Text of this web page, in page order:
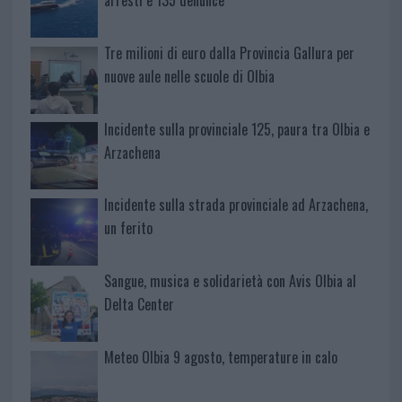
Tre milioni di euro dalla Provincia Gallura per
nuove aule nelle scuole di Olbia
Incidente sulla provinciale 125, paura tra Olbia e
Arzachena
Incidente sulla strada provinciale ad Arzachena,
un ferito
Sangue, musica e solidarietà con Avis Olbia al
Delta Center
Meteo Olbia 9 agosto, temperature in calo